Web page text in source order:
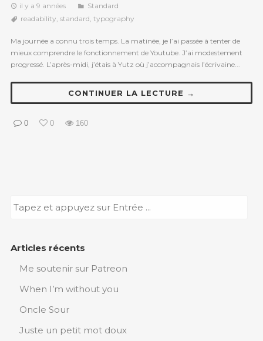
il y a 9 années
Standard
readability standard typography
Ma journée a connu trois temps. La matinée, je l’ai passée à tenter de
mieux comprendre le fonctionnement de Youtube. J’ai modestement
progressé. L’après-midi, j’étais à Yutz où j’accompagnais l’écrivaine...
CONTINUER LA LECTURE →
0 0 160
Articles récents
Me soutenir sur Patreon
When I’m without you
Oncle Sour
Juste un petit mot doux